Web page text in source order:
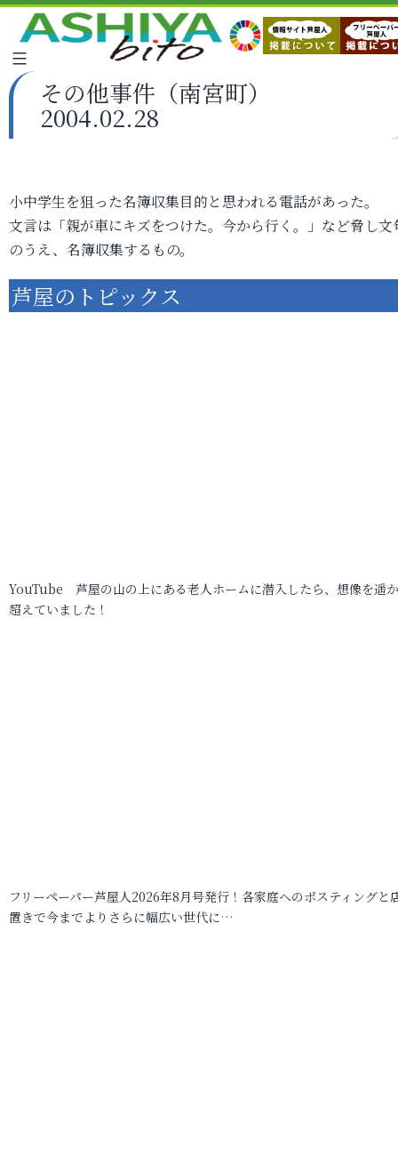
その他事件（南宮町）
2004.02.28
小中学生を狙った名簿収集目的と思われる電話があった。
文言は「親が車にキズをつけた。今から行く。」など脅し文
のうえ、名簿収集するもの。
芦屋のトピックス
YouTube 芦屋の山の上にある老人ホームに潜入したら、想像を遥
超えていました！
フリーペーパー芦屋人2026年8月号発行！各家庭へのポスティングと
置きで今までよりさらに幅広い世代に…